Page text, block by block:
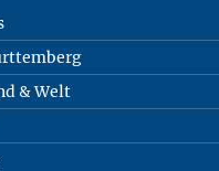
& Welt